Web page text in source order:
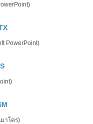
PowerPoint)
าโคร)